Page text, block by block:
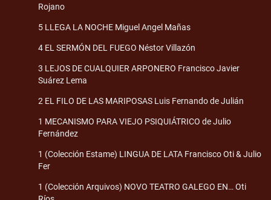
Rojano
5 LLEGA LA NOCHE Miguel Angel Mañas
4 EL SERMÓN DEL FUEGO Néstor Villazón
3 LEJOS DE CUALQUIER ARPONERO Francisco Javier
Suárez Lema
2 EL FILO DE LAS MARIPOSAS Luis Fernando de Julián
1 MECANISMO PARA VIEJO PSIQUIÁTRICO de Julio
Fernández
1 (Colección Estame) LINGUA DE LATA Francisco Oti & Julio
Fer
1 (Colección Arquivos) NOVO TEATRO GALEGO EN… Oti